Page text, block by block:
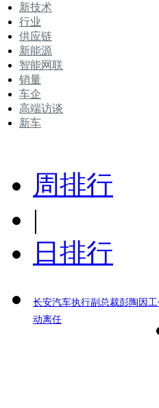
新技术
行业
供应链
新能源
智能网联
销量
车企
高端访谈
新车
周排行
|
日排行
长安汽车执行副总裁彭陶因
动离任